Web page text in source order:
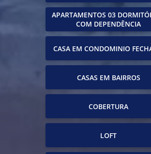
APARTAMENTOS 03
COM DEPENDÊNCIA
CASA EM CONDOMINIO
CASAS EM BAIRROS
COBERTURA
LOFT